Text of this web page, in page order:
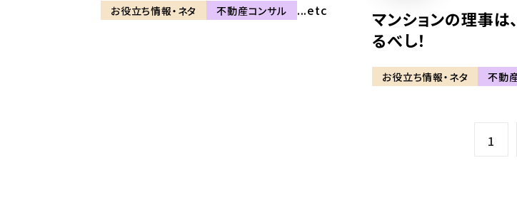
お役立ち情報・ネタ 不動産コンサル ...etc
マンションの理事は
るべし！
お役立ち情報・ネタ 不動
1